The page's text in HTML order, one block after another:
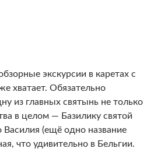
экскурсии в каретах с
хватает. Обязательно
из главных святынь не только
в целом — Базилику святой
Василия (ещё одно название
что удивительно в Бельгии.